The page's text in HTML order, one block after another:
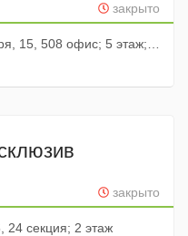
закрыто
5 этаж; ТК Амурская ярмарка
закрыто
24 секция; 2 этаж